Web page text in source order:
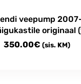
veepump
originaal
350.00€ (sis. KM)